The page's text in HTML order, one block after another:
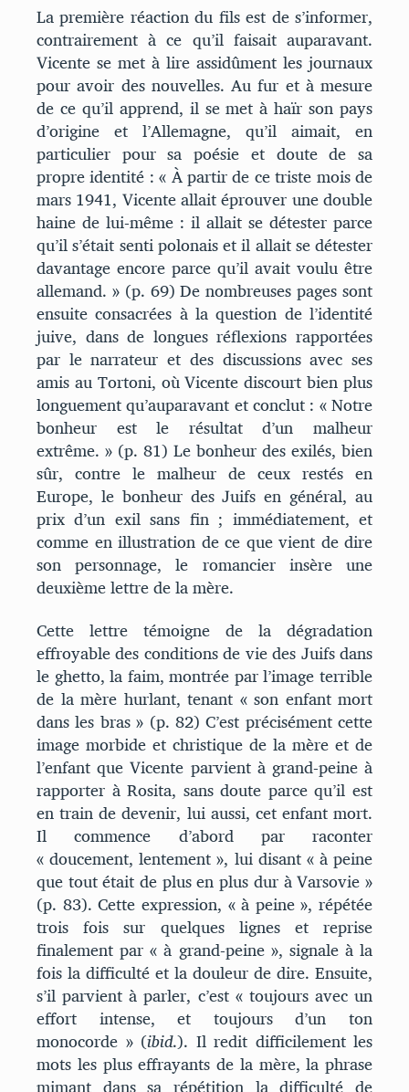
La première réaction du fils est de s’informer,
contrairement à ce qu’il faisait auparavant.
Vicente se met à lire assidûment les journaux
pour avoir des nouvelles. Au fur et à mesure
de ce qu’il apprend, il se met à haïr son pays
d’origine et l’Allemagne, qu’il aimait, en
particulier pour sa poésie et doute de sa
propre identité : « À partir de ce triste mois de
mars 1941, Vicente allait éprouver une double
haine de lui-même : il allait se détester parce
qu’il s’était senti polonais et il allait se détester
davantage encore parce qu’il avait voulu être
allemand. » (p. 69) De nombreuses pages sont
ensuite consacrées à la question de l’identité
juive, dans de longues réflexions rapportées
par le narrateur et des discussions avec ses
amis au Tortoni, où Vicente discourt bien plus
longuement qu’auparavant et conclut : « Notre
bonheur est le résultat d’un malheur
extrême. » (p. 81) Le bonheur des exilés, bien
sûr, contre le malheur de ceux restés en
Europe, le bonheur des Juifs en général, au
prix d’un exil sans fin ; immédiatement, et
comme en illustration de ce que vient de dire
son personnage, le romancier insère une
deuxième lettre de la mère.
Cette lettre témoigne de la dégradation
effroyable des conditions de vie des Juifs dans
le ghetto, la faim, montrée par l’image terrible
de la mère hurlant, tenant « son enfant mort
dans les bras» (p. 82) C’est précisément cette
image morbide et christique de la mère et de
l’enfant que Vicente parvient à grand-peine à
rapporter à Rosita, sans doute parce qu’il est
en train de devenir, lui aussi, cet enfant mort.
Il commence d’abord par raconter
« doucement, lentement », lui disant « à peine
que tout était de plus en plus dur à Varsovie »
(p. 83). Cette expression, « à peine », répétée
trois fois sur quelques lignes et reprise
finalement par « à grand-peine », signale à la
fois la difficulté et la douleur de dire. Ensuite,
s’il parvient à parler, c’est « toujours avec un
effort intense, et toujours d’un ton
monocorde » (ibid.). Il redit difficilement les
mots les plus effrayants de la mère, la phrase